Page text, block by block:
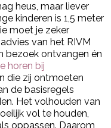
heus, maar liever
kinderen is 1,5 meter
moet je zeker
van het RIVM
bezoek ontvangen én
horen bij
die zij ontmoeten
de basisregels
Het volhouden van
vol te houden,
oppassen. Daarom